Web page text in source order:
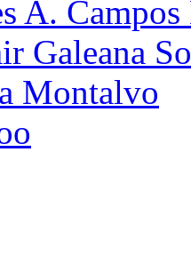
A.
Galeana
Montalvo